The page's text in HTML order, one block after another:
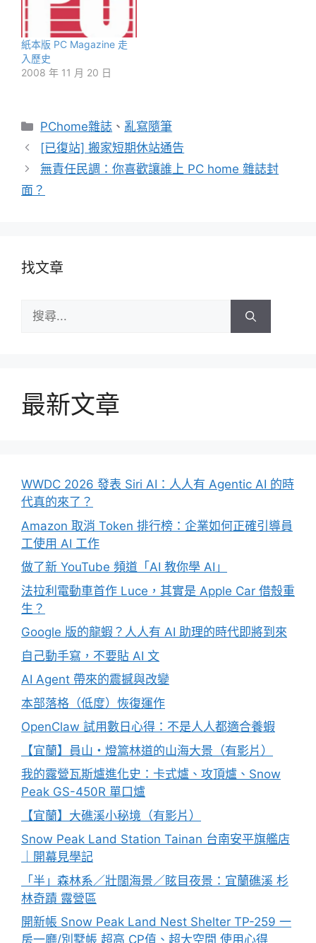
紙本版 PC Magazine 走
入歷史
2008 年 11 月 20 日
分
類
PChome雜誌 、 亂寫隨筆
[已復站] 搬家短期休站通告
無責任民調：你喜歡讓誰上 PC home 雜誌封
面？
找文章
尋:
最新文章
WWDC 2026 發表 Siri AI：人人有 Agentic AI 的時
代真的來了？
Amazon 取消 Token 排行榜：企業如何正確引導員
工使用 AI 工作
做了新 YouTube 頻道「AI 教你學 AI」
法拉利電動車首作 Luce，其實是 Apple Car 借殼重
生？
Google 版的龍蝦？人人有 AI 助理的時代即將到來
自己動手寫，不要貼 AI 文
AI Agent 帶來的震撼與改變
本部落格（低度）恢復運作
OpenClaw 試用數日心得：不是人人都適合養蝦
【宜蘭】員山・燈篙林道的山海大景（有影片）
我的露營瓦斯爐進化史：卡式爐、攻頂爐、Snow
Peak GS-450R 單口爐
【宜蘭】大礁溪小秘境（有影片）
Snow Peak Land Station Tainan 台南安平旗艦店
｜開幕見學記
「半」森林系／壯闊海景／眩目夜景：宜蘭礁溪 杉
林奇蹟 露營區
開新帳 Snow Peak Land Nest Shelter TP-259 一
房一廳/別墅帳 超高 CP值、超大空間 使用心得